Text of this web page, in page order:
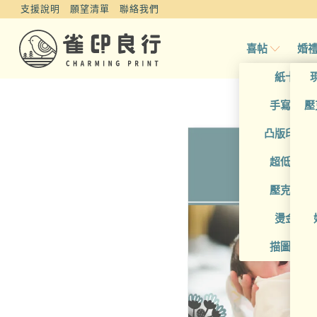
支援說明 願望清單 聯絡我們
喜帖
紙卡喜帖
手寫風喜
凸版印刷
超低價喜
壓克力喜
燙金喜帖
描圖紙喜
婚